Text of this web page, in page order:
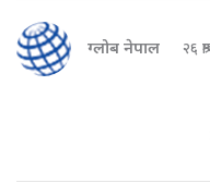
ग्लोब नेपाल २६